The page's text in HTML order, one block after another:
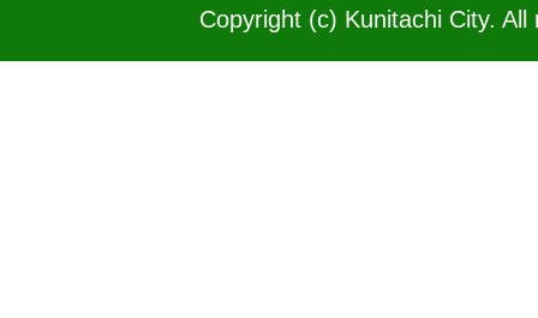
Copyright (c) Kunitachi City.